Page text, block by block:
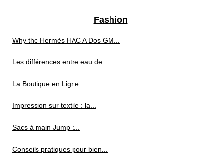
Fashion
Why the Hermès HAC A Dos GM...
Les différences entre eau de...
La Boutique en Ligne...
Impression sur textile : la...
Sacs à main Jump :...
Conseils pratiques pour bien...